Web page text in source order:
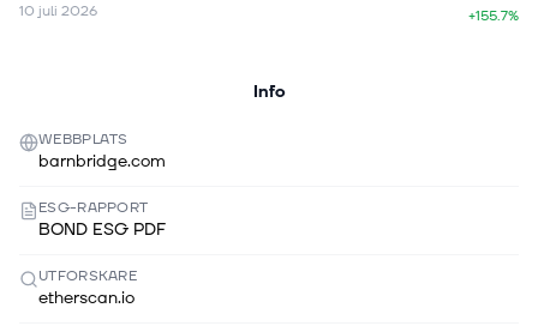
10 juli 2026
+155.7%
Info
WEBBPLATS
barnbridge.com
ESG-RAPPORT
BOND ESG PDF
UTFORSKARE
etherscan.io